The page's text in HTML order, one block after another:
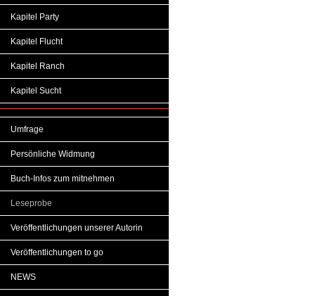
Kapitel Party
Kapitel Flucht
Kapitel Ranch
Kapitel Sucht
Umfrage
Persönliche Widmung
Buch-Infos zum mitnehmen
Leseprobe
Veröffentlichungen unserer Autorin
Veröffentlichungen to go
NEWS